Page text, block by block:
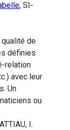
, SI-
de
définies
relation
avec leur
Un
ou
I.